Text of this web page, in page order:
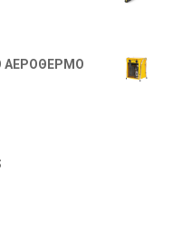
ΑΕΡΟΘΕΡΜΟ